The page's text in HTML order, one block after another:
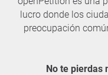
lucro donde los
preocupación
No te